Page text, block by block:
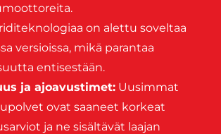
on alettu soveltaa
versioissa, mikä parantaa
entisestään.
ja ajoavustimet: Uusimmat
ovat saaneet korkeat
ja ne sisältävät laajan